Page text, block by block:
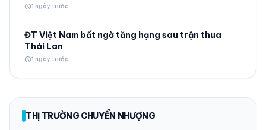
schedule1 ngày trước
ĐT Việt Nam bất ngờ tăng hạng sau trận thua
Thái Lan
schedule1 ngày trước
THỊ TRƯỜNG CHUYỂN NHƯỢNG